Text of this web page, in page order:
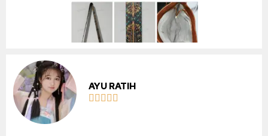
AYU RATIH
    